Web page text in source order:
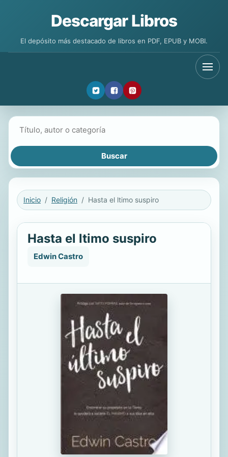
Descargar Libros
El depósito más destacado de libros en PDF, EPUB y MOBI.
Inicio Religión Hasta el ltimo suspiro
Hasta el ltimo suspiro
Edwin Castro